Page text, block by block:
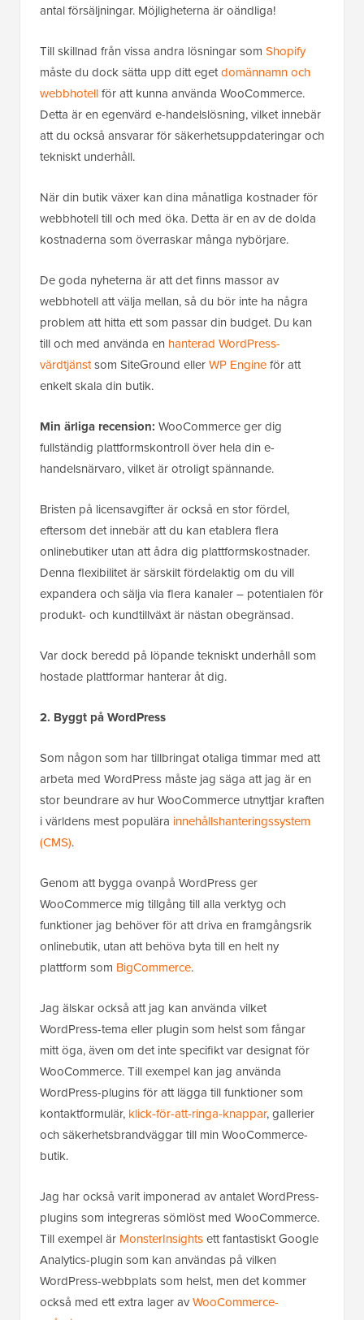
antal försäljningar. Möjligheterna är oändliga!
Till skillnad från vissa andra lösningar som Shopify
måste du dock sätta upp ditt egetdomännamn och
webbhotellför att kunna använda WooCommerce.
Detta är en egenvärd e-handelslösning, vilket innebär
att du också ansvarar för säkerhetsuppdateringar och
tekniskt underhåll.
När din butik växer kan dina månatliga kostnader för
webbhotell till och med öka. Detta är en av de dolda
kostnaderna som överraskar många nybörjare.
De goda nyheterna är att det finns massor av
webbhotell att välja mellan, så du bör inte ha några
problem att hitta ett som passar din budget. Du kan
till och med använda en hanterad WordPress-
värdtjänstsom SiteGround ellerWP Engineför att
enkelt skala din butik.
Min ärliga recension: WooCommerce ger dig
fullständig plattformskontroll över hela din e-
handelsnärvaro, vilket är otroligt spännande.
Bristen på licensavgifter är också en stor fördel,
eftersom det innebär att du kan etablera flera
onlinebutiker utan att ådra dig plattformskostnader.
Denna flexibilitet är särskilt fördelaktig om du vill
expandera och sälja via flera kanaler – potentialen för
produkt- och kundtillväxt är nästan obegränsad.
Var dock beredd på löpande tekniskt underhåll som
hostade plattformar hanterar åt dig.
2. Byggt på WordPress
Som någon som har tillbringat otaliga timmar med att
arbeta med WordPress måste jag säga att jag är en
stor beundrare av hur WooCommerce utnyttjar kraften
i världens mest populära innehållshanteringssystem
(CMS).
Genom att bygga ovanpå WordPress ger
WooCommerce mig tillgång till alla verktyg och
funktioner jag behöver för att driva en framgångsrik
onlinebutik, utan att behöva byta till en helt ny
plattform som BigCommerce.
Jag älskar också att jag kan använda vilket
WordPress-tema eller plugin som helst som fångar
mitt öga, även om det inte specifikt var designat för
WooCommerce. Till exempel kan jag använda
WordPress-plugins för att lägga till funktioner som
kontaktformulär, klick-för-att-ringa-knappar, gallerier
och säkerhetsbrandväggar till min WooCommerce-
butik.
Jag har också varit imponerad av antalet WordPress-
plugins som integreras sömlöst med WooCommerce.
Till exempel är MonsterInsightsett fantastiskt Google
Analytics-plugin som kan användas på vilken
WordPress-webbplats som helst, men det kommer
också med ett extra lager avWooCommerce-